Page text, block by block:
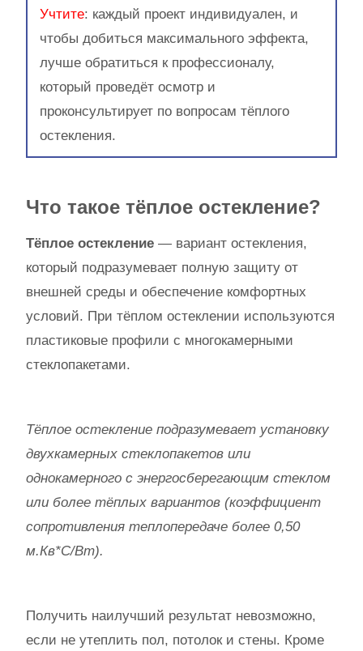
Учтите: каждый проект индивидуален, и
чтобы добиться максимального эффекта,
лучше обратиться к профессионалу,
который проведёт осмотр и
проконсультирует по вопросам тёплого
остекления.
Что такое тёплое остекление?
Тёплое остекление — вариант остекления,
который подразумевает полную защиту от
внешней среды и обеспечение комфортных
условий. При тёплом остеклении используются
пластиковые профили с многокамерными
стеклопакетами.
Тёплое остекление подразумевает установку
двухкамерных стеклопакетов или
однокамерного с энергосберегающим стеклом
или более тёплых вариантов (коэффициент
сопротивления теплопередаче более 0,50
м.Кв*С/Вт).
Получить наилучший результат невозможно,
если не утеплить пол, потолок и стены. Кроме